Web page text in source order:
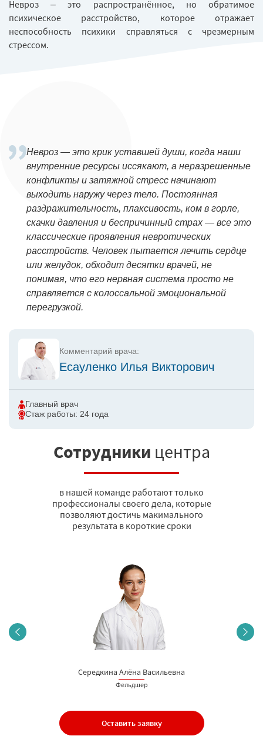
Невроз – это распространённое, но обратимое
психическое расстройство, которое отражает
неспособность психики справляться с чрезмерным
стрессом.
Невроз — это крик уставшей души, когда наши
внутренние ресурсы иссякают, а неразрешенные
конфликты и затяжной стресс начинают
выходить наружу через тело. Постоянная
раздражительность, плаксивость, ком в горле,
скачки давления и беспричинный страх — все это
классические проявления невротических
расстройств. Человек пытается лечить сердце
или желудок, обходит десятки врачей, не
понимая, что его нервная система просто не
справляется с колоссальной эмоциональной
перегрузкой.
Комментарий врача:
Есауленко Илья Викторович
Главный врач
Стаж работы: 24 года
Сотрудники центра
в нашей команде работают только
профессионалы своего дела, которые
позволяют достичь макимального
результата в короткие сроки
Середкина Алёна Васильевна
Фельдшер
Оставить заявку